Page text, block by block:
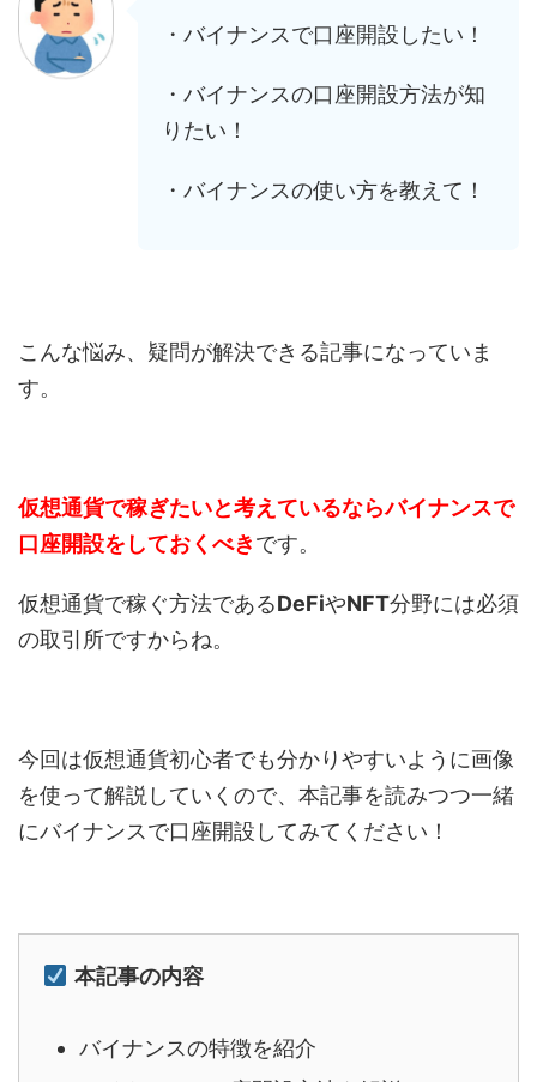
・バイナンスで口座開設したい！
・バイナンスの口座開設方法が知
りたい！
・バイナンスの使い方を教えて！
こんな悩み、疑問が解決できる記事になっていま
す。
仮想通貨で稼ぎたいと考えているならバイナンスで
口座開設をしておくべきです。
仮想通貨で稼ぐ方法であるDeFiやNFT分野には必須
の取引所ですからね。
今回は仮想通貨初心者でも分かりやすいように画像
を使って解説していくので、本記事を読みつつ一緒
にバイナンスで口座開設してみてください！
本記事の内容
バイナンスの特徴を紹介